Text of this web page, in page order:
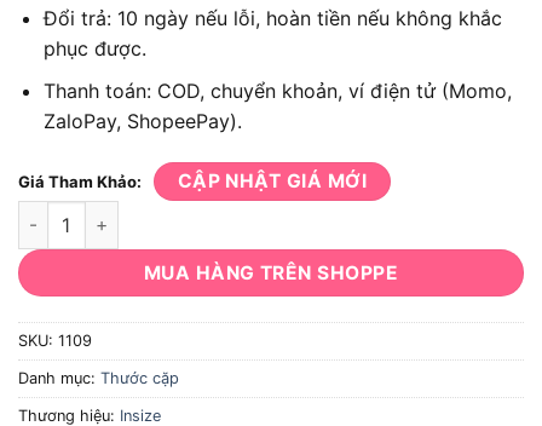
Đổi trả: 10 ngày nếu lỗi, hoàn tiền nếu không khắc
phục được.
Thanh toán: COD, chuyển khoản, ví điện tử (Momo,
ZaloPay, ShopeePay).
Giá Tham Khảo: CẬP NHẬT GIÁ MỚI
Thước kẹp Insize 1109 số lượng
MUA HÀNG TRÊN SHOPPE
SKU: 1109
Danh mục: Thước cặp
Thương hiệu: Insize